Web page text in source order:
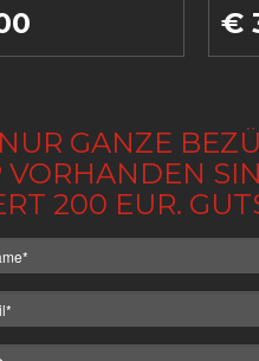
€
GANZE
200 EUR.